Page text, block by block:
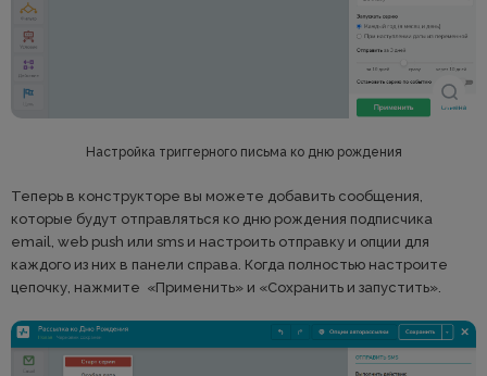
Настройка триггерного письма ко дню рождения
Теперь в конструкторе вы можете добавить сообщения,
которые будут отправляться ко дню рождения подписчика
email, web push или sms и настроить отправку и опции для
каждого из них в панели справа. Когда полностью настроите
цепочку, нажмите «Применить» и «Сохранить и запустить».